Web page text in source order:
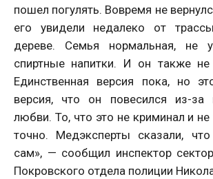
пошел погулять. Вовремя не
его увидели недалеко от
дереве. Семья нормальная, не
спиртные напитки. И он также не
Единственная версия пока, но
версия, что он повесился из-за
любви. То, что это не криминал и не
точно. Медэксперты сказали,
сам», — сообщил инспектор
Покровского отдела полиции